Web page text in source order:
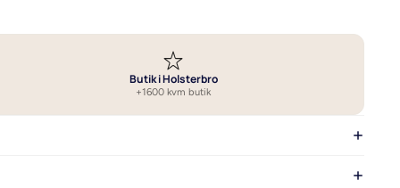
Butik i Holsterbro
+1600 kvm butik